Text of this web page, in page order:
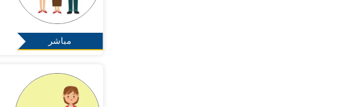
مباشر